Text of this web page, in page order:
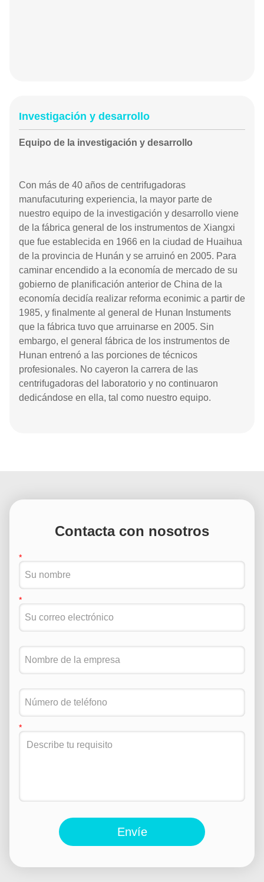
Investigación y desarrollo
Equipo de la investigación y desarrollo
Con más de 40 años de centrifugadoras
manufacuturing experiencia, la mayor parte de
nuestro equipo de la investigación y desarrollo viene
de la fábrica general de los instrumentos de Xiangxi
que fue establecida en 1966 en la ciudad de Huaihua
de la provincia de Hunán y se arruinó en 2005. Para
caminar encendido a la economía de mercado de su
gobierno de planificación anterior de China de la
economía decidía realizar reforma econimic a partir de
1985, y finalmente al general de Hunan Instuments
que la fábrica tuvo que arruinarse en 2005. Sin
embargo, el general fábrica de los instrumentos de
Hunan entrenó a las porciones de técnicos
profesionales. No cayeron la carrera de las
centrifugadoras del laboratorio y no continuaron
dedicándose en ella, tal como nuestro equipo.
Contacta con nosotros
Envíe